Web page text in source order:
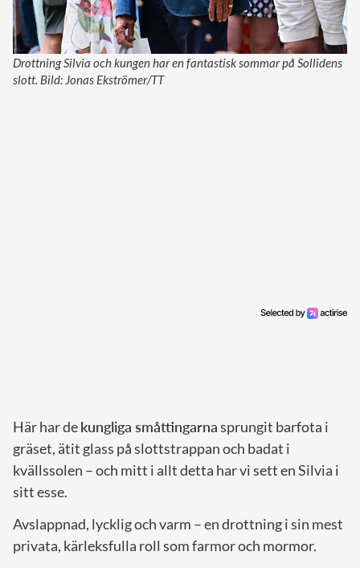
Drottning Silvia och kungen har en fantastisk sommar på Sollidens
slott. Bild: Jonas Ekströmer/TT
Här har dekungliga småttingarnasprungit barfota i
gräset, ätit glass på slottstrappan och badat i
kvällssolen – och mitt i allt detta har vi sett en Silvia i
sitt esse.
Avslappnad, lycklig och varm – en drottning i sin mest
privata, kärleksfulla roll som farmor och mormor.